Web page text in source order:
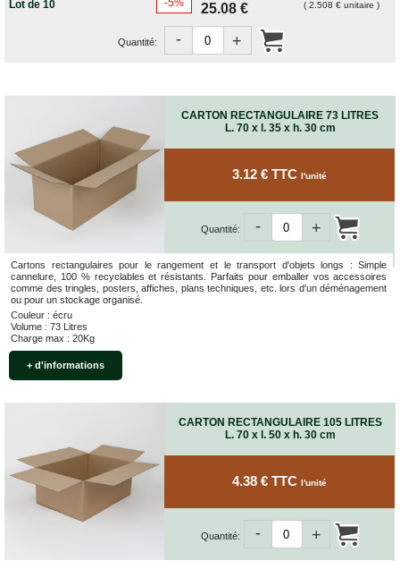
Lot de 10 -5% 25.08 € ( 2.508 € unitaire )
Quantité: +
-
CARTON RECTANGULAIRE 73 LITRES
L. 70 x l. 35 x h. 30 cm
Cartons rectangulaires pour le rangement et le transport d'objets longs : Simple
cannelure, 100 % recyclables et résistants. Parfaits pour emballer vos accessoires
comme des tringles, posters, affiches, plans techniques, etc. lors d'un déménagement
ou pour un stockage organisé.
Couleur : écru
Volume : 73 Litres
Charge max : 20Kg
+ d'informations
3.12 € TTC l'unité
Quantité: +
-
CARTON RECTANGULAIRE 105 LITRES
L. 70 x l. 50 x h. 30 cm
4.38 € TTC l'unité
Quantité: +
-